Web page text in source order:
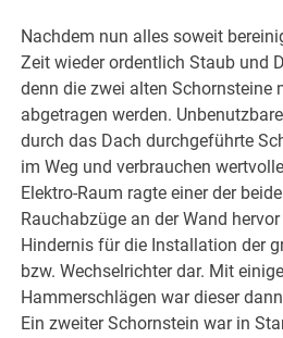
Nachdem nun alles soweit
Zeit wieder ordentlich Staub und
denn die zwei alten Schornsteine
abgetragen werden.
durch das Dach durchgeführte
im Weg und verbrauchen
Elektro-Raum ragte einer der
Rauchabzüge an der Wand
Hindernis für die Installation der
bzw. Wechselrichter dar. Mit
Hammerschlägen war dieser
Ein zweiter Schornstein war in